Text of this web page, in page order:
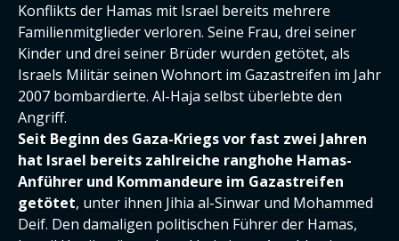
Konflikts der Hamas mit Israel bereits mehrere
Familienmitglieder verloren. Seine Frau, drei seiner
Kinder und drei seiner Brüder wurden getötet, als
Israels Militär seinen Wohnort im Gazastreifen im Jahr
2007 bombardierte. Al-Haja selbst überlebte den
Angriff.
Seit Beginn des Gaza-Kriegs vor fast zwei Jahren
hat Israel bereits zahlreiche ranghohe Hamas-
Anführer und Kommandeure im Gazastreifen
getötet, unter ihnen Jihia al-Sinwar und Mohammed
Deif. Den damaligen politischen Führer der Hamas,